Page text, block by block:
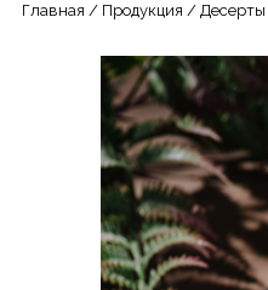
Главная / Продукция / Десерты